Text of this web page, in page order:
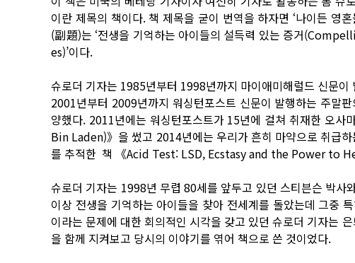
이란 제목의 책이다. 책 제목을 굳이 번역을 하자면 ‘나이든 영
(副題)는 ‘전생을 기억하는 아이들의 설득력 있는 증거
es)’이다.
슈로더 기자는 1985년부터 1998년까지 마이애미해럴드 신문
2001년부터 2009년까지 워싱턴포스트 신문이 발행하는 주말
양했다. 2011년에는 워싱턴포스트가 15년에 걸쳐 취재한 오
Bin Laden)》을 썼고 2014년에는 우리가 흔히 마약으로 취급
를 추적한 책 《Acid Test: LSD, Ecstasy and the Power to
슈로더 기자는 1998년 무렵 80세를 앞두고 있던 스티븐슨 박사
이상 전생을 기억하는 아이들을 찾아 전세계를 돌았는데 그중
이라는 문제에 대한 회의적인 시각을 갖고 있던 슈로더 기자는
을 함께 지켜보고 당시의 이야기를 엮어 책으로 쓴 것이었다.